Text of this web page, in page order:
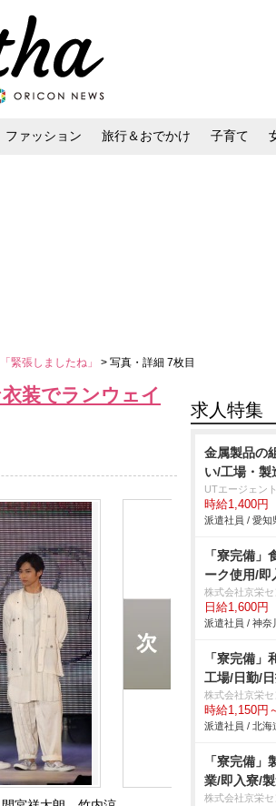
ファッション 旅行＆おでかけ 子育て
緊張しましたね」 > 写真・詳細 7枚目
装でランウェイ
求人特集
金属製品の
い/工場・製
UTエージェン
時給1,400円
派遣社員 / 愛知
「寮完備
ーク使用/即
株式会社京栄セ
日給1,600円
派遣社員 / 神奈
「寮完備」
工場/日勤/
株式会社京栄セ
時給1,150円
派遣社員 / 北海
「寮完備
業/即入寮/
株式会社京栄セ